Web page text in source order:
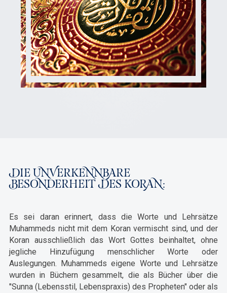
DIE UNVERKENNBARE
BESONDERHEIT DES KORAN:
Es sei daran erinnert, dass die Worte und Lehrsätze
Muhammeds nicht mit dem Koran vermischt sind, und der
Koran ausschließlich das Wort Gottes beinhaltet, ohne
jegliche Hinzufügung menschlicher Worte oder
Auslegungen. Muhammeds eigene Worte und Lehrsätze
wurden in Büchern gesammelt, die als Bücher über die
"Sunna (Lebensstil, Lebenspraxis) des Propheten" oder als